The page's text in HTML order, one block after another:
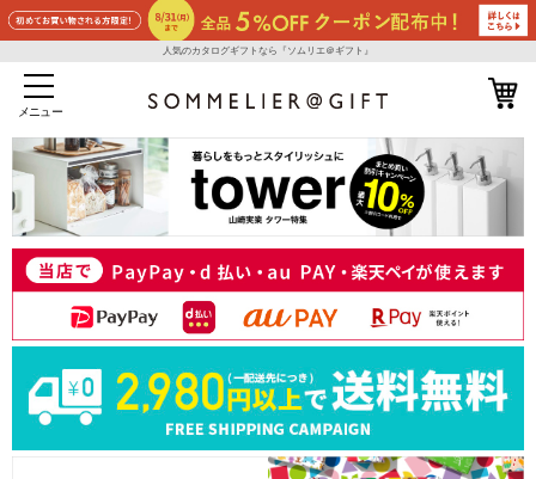
人気のカタログギフトなら『ソムリエ＠ギフト』
メニュー